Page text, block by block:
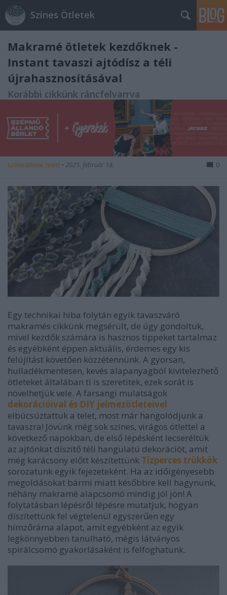
Színes Ötletek
Makramé ötletek kezdőknek -
Instant tavaszi ajtódísz a téli
újrahasznosításával
Korábbi cikkünk ráncfelvarrva
színesötletek_team • 2025. február 18. 0
Egy technikai hiba folytán egyik tavaszváró
makramés cikkünk megsérült, de úgy gondoltuk,
mivel kezdők számára is hasznos tippeket tartalmaz
és egyébként éppen aktuális, érdemes egy kis
felújítást követően közzétennünk. A gyorsan,
hulladékmentesen, kevés alapanyagból kivitelezhető
ötleteket általában ti is szeretitek, ezek sorát is
növelhetjük vele. A farsangi mulatságok
dekorációival és DIY jelmezötleteivel
elbúcsúztattuk a telet, most már hangolódjunk a
tavaszra! Jövünk még sok színes, virágos ötlettel a
következő napokban, de első lépésként lecseréltük
az ajtónkat díszítő téli hangulatú dekorációt, amit
még karácsony előtt készítettünk Tízperces trükkök
sorozatunk egyik fejezeteként. Ha az időigényesebb
megoldásokat bármi miatt későbbre kell hagynunk,
néhány makramé alapcsomó mindig jól jön! A
folytatásban lépésről lépésre mutatjuk, hogyan
díszítettünk fel végtelenül egyszerűen egy
hímzőráma alapot, amit egyébként az egyik
legkönnyebben tanulható, mégis látványos
spirálcsomó gyakorlásaként is felfoghatunk.